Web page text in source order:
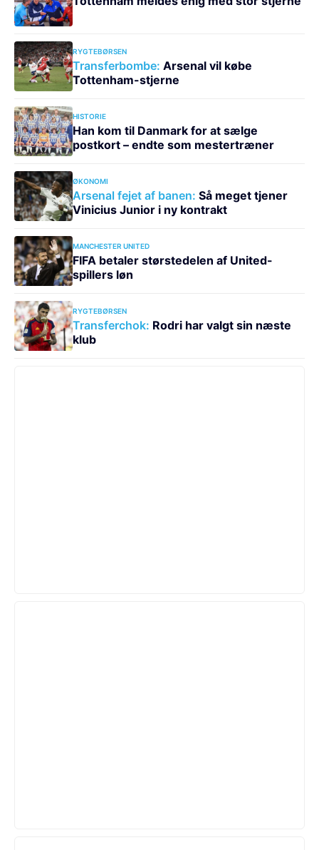
RYGTEBØRSEN
Transferbombe: Arsenal vil købe
Tottenham-stjerne
HISTORIE
Han kom til Danmark for at sælge
postkort – endte som mestertræner
ØKONOMI
Arsenal fejet af banen: Så meget tjener
Vinicius Junior i ny kontrakt
MANCHESTER UNITED
FIFA betaler størstedelen af United-
spillers løn
RYGTEBØRSEN
Transferchok: Rodri har valgt sin næste
klub